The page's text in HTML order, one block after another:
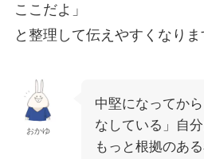
ここだよ」
と整理して伝えやすくなりま
おかゆ
中堅になってか
なしている」自分
もっと根拠のあ